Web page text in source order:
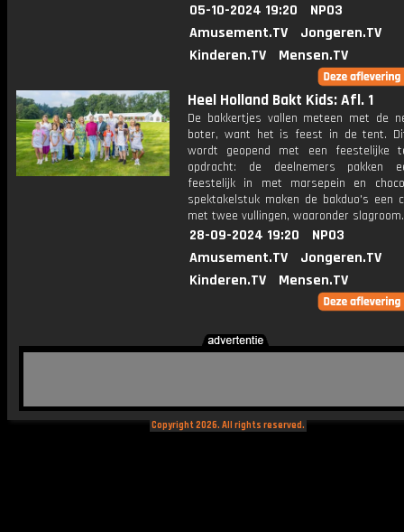
05-10-2024 19:20
NPO3
Amusement.TV
Jongeren.TV
Kinderen.TV
Mensen.TV
Heel Holland Bakt Kids: Afl. 1
De bakkertjes vallen meteen met de
boter, want het is feest in de tent.
wordt geopend met een feestelijke
opdracht: de deelnemers pakken
feestelijk in met marsepein en
spektakelstuk maken de bakduo's een
met twee vullingen, waaronder slagroom.
28-09-2024 19:20
NPO3
Amusement.TV
Jongeren.TV
Kinderen.TV
Mensen.TV
Copyright 2026. All rights reserved.